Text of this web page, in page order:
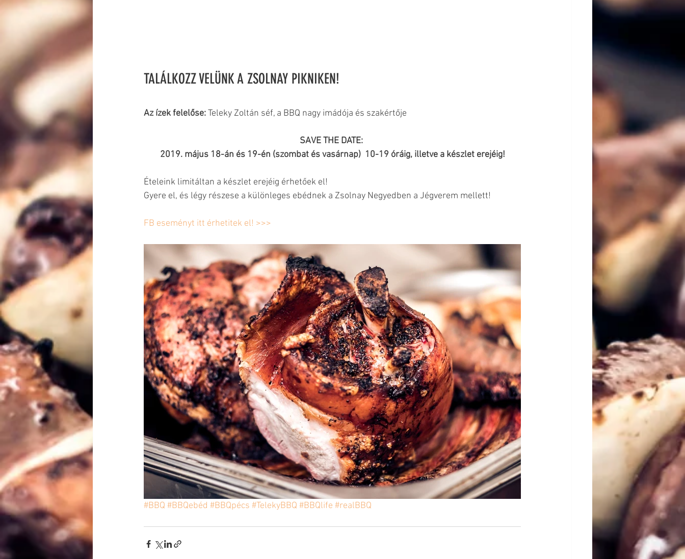
TALÁLKOZZ VELÜNK A ZSOLNAY PIKNIKEN!
Az ízek felelőse: Teleky Zoltán séf, a BBQ nagy imádója és szakértője
SAVE THE DATE:
2019. május 18-án és 19-én (szombat és vasárnap)  10-19 óráig, illetve a készlet erejéig!
Ételeink limitáltan a készlet erejéig érhetőek el!
Gyere el, és légy részese a különleges ebédnek a Zsolnay Negyedben a Jégverem mellett!
FB eseményt itt érhetitek el! >>>
#BBQ #BBQebéd #BBQpécs #TelekyBBQ #BBQlife #realBBQ